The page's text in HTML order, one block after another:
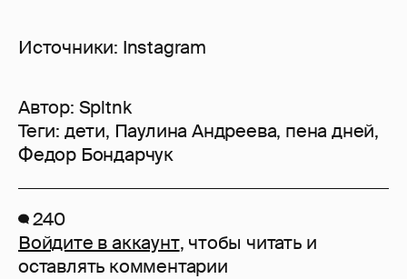
Источники: Instagram
Автор: Spltnk
Теги: дети, Паулина Андреева, пена дней,
Федор Бондарчук
240
Войдите в аккаунт, чтобы читать и
оставлять комментарии